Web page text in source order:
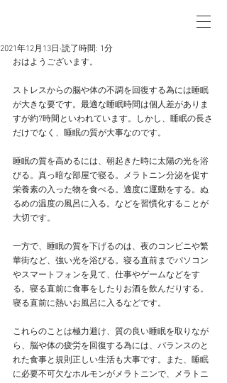
2021年12月13日 読了時間: 1分
おはようございます。
ストレスからの脳や体の不調を回復する為には睡眠
が大きな要です。最適な睡眠時間は個人差がありま
すが約7時間といわれています。しかし、睡眠の長さ
だけでなく、睡眠の質が大事なのです。
睡眠の質を高めるには、朝起きた時に太陽の光を浴
びる。真っ暗な部屋で寝る。メラトニン分泌を促す
栄養素の入った物を食べる。適度に運動をする。ぬ
るめの温度の風呂に入る。などを習慣化することが
大切です。
一方で、睡眠の質を下げるのは、夜のコンビニや繁
華街など、強い光を浴びる。寝る直前までパソコン
やスマートフォンを見て、仕事やゲームなどをす
る。寝る直前に食事をしたりお酒を飲んだりする。
寝る直前に熱いお風呂に入るなどです。
これらのことは極力避け、質の良い睡眠を取りなが
ら、脳や体の疲労を回復する為には、バランスのと
れた食事と規則正しい生活も大事です。また、睡眠
に必要不可欠なホルモンがメラトニンで、メラトニ